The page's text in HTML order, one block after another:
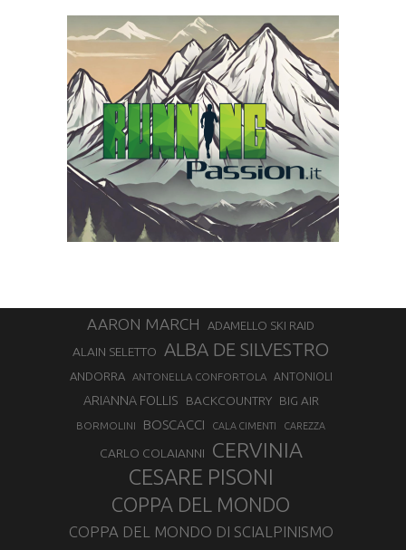
AARON MARCH ADAMELLO SKI RAID
ALAIN SELETTO ALBA DE SILVESTRO
ANDORRA ANTONELLA CONFORTOLA ANTONIOLI
ARIANNA FOLLIS BACKCOUNTRY BIG AIR
BORMOLINI BOSCACCI CALA CIMENTI CAREZZA
CARLO COLAIANNI CERVINIA
CESARE PISONI
COPPA DEL MONDO
COPPA DEL MONDO DI SCIALPINISMO